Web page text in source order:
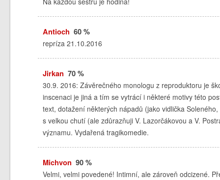
Antioch 60 %
repríza 21.10.2016
Jirkan 70 %
30.9. 2016: Závěrečného monologu z reproduktoru je
inscenaci je jiná a tím se vytrácí i některé motivy této
text, dotažení některých nápadů (jako vidlička
s velkou chutí (ale zdůrazňuji V. Lazorčákovou a V.
významu. Vydařená tragikomedie.
Michvon 90 %
Velmi, velmi povedené! Intimní, ale zároveň odcizené.